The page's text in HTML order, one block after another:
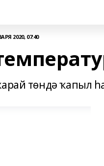
2020, 07:40
төндә ҡапыл